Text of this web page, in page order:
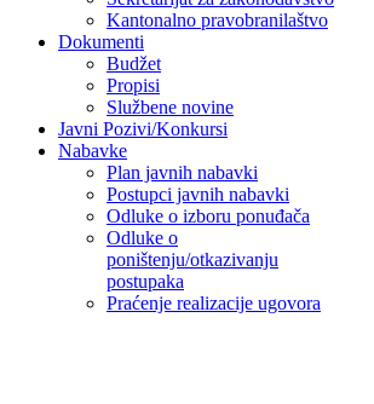
Kantonalno pravobranilaštvo
Dokumenti
Budžet
Propisi
Službene novine
Javni Pozivi/Konkursi
Nabavke
Plan javnih nabavki
Postupci javnih nabavki
Odluke o izboru ponuđača
Odluke o
poništenju/otkazivanju
postupaka
Praćenje realizacije ugovora